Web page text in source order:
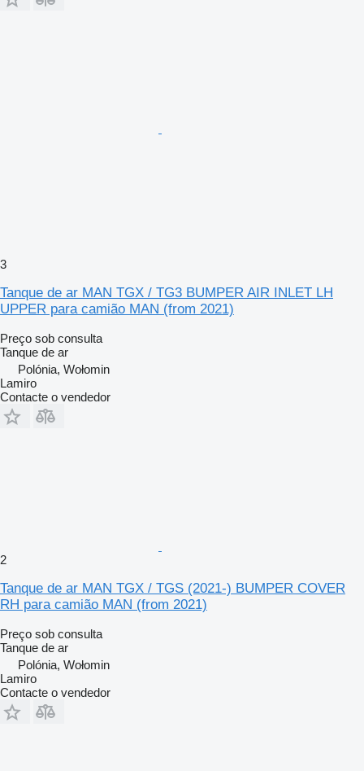
3
Tanque de ar MAN TGX / TG3 BUMPER AIR INLET LH
UPPER para camião MAN (from 2021)
Preço sob consulta
Tanque de ar
Polónia, Wołomin
Lamiro
Contacte o vendedor
2
Tanque de ar MAN TGX / TGS (2021-) BUMPER COVER
RH para camião MAN (from 2021)
Preço sob consulta
Tanque de ar
Polónia, Wołomin
Lamiro
Contacte o vendedor